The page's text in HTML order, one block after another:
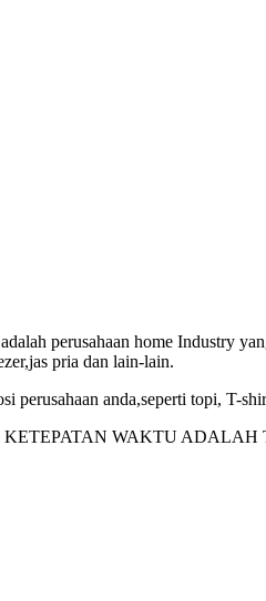
perusahaan home Industry yang
pria dan lain-lain.
perusahaan anda,seperti topi, T-
WAKTU